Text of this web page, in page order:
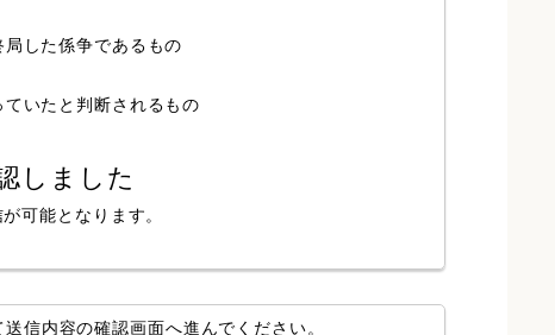
した係争であるもの
いたと判断されるもの
しました
可能となります。
信内容の確認画面へ進んでください。